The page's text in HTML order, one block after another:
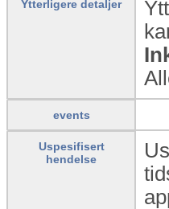
Ytterligere detaljer
events
Uspesifisert
hendelse